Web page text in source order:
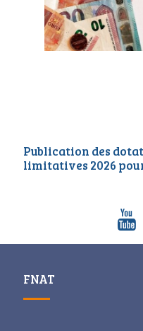
Publication des
limitatives 2026
FNAT